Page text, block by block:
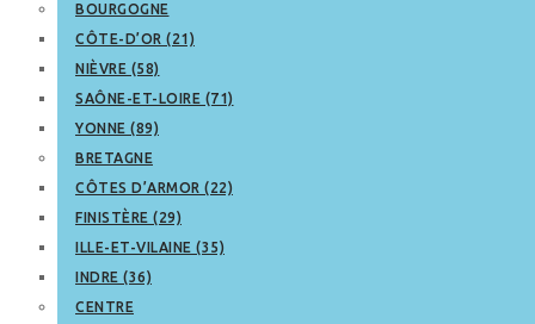
BOURGOGNE
CÔTE-D’OR (21)
NIÈVRE (58)
SAÔNE-ET-LOIRE (71)
YONNE (89)
BRETAGNE
CÔTES D’ARMOR (22)
FINISTÈRE (29)
ILLE-ET-VILAINE (35)
INDRE (36)
CENTRE